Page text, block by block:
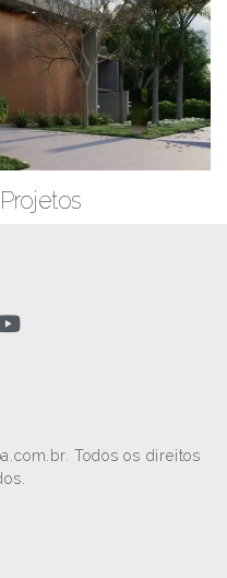
Todos os direitos